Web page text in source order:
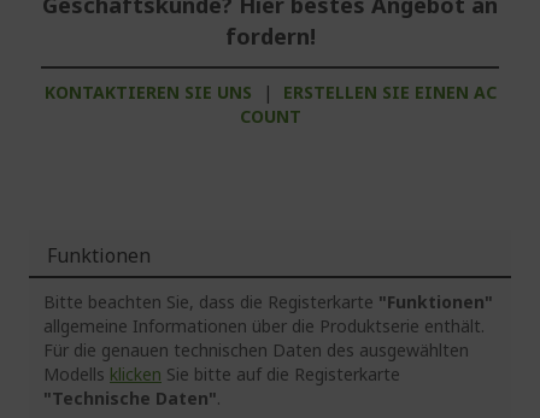
fordern!
KONTAKTIEREN SIE UNS |
ERSTELLEN SIE EINEN AC
COUNT
Funktionen
Bitte beachten Sie, dass die Registerkarte "Funktionen"
allgemeine Informationen über die Produktserie enthält.
Für die genauen technischen Daten des ausgewählten
Modells klicken Sie bitte auf die Registerkarte
"Technische Daten".